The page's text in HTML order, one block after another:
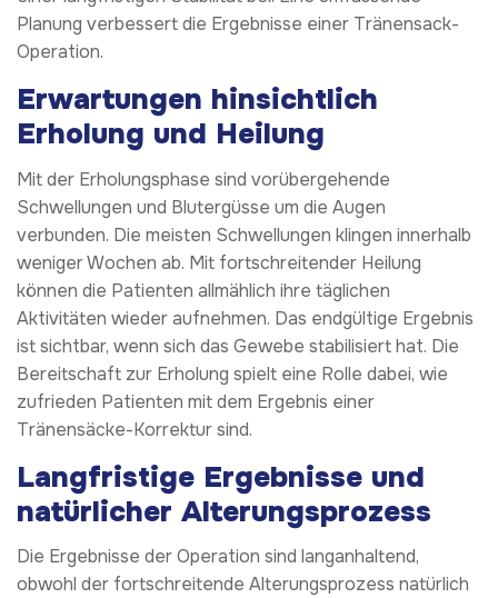
Planung verbessert die Ergebnisse einer Tränensack-
Operation.
Erwartungen hinsichtlich
Erholung und Heilung
Mit der Erholungsphase sind vorübergehende
Schwellungen und Blutergüsse um die Augen
verbunden. Die meisten Schwellungen klingen innerhalb
weniger Wochen ab. Mit fortschreitender Heilung
können die Patienten allmählich ihre täglichen
Aktivitäten wieder aufnehmen. Das endgültige Ergebnis
ist sichtbar, wenn sich das Gewebe stabilisiert hat. Die
Bereitschaft zur Erholung spielt eine Rolle dabei, wie
zufrieden Patienten mit dem Ergebnis einer
Tränensäcke-Korrektur sind.
Langfristige Ergebnisse und
natürlicher Alterungsprozess
Die Ergebnisse der Operation sind langanhaltend,
obwohl der fortschreitende Alterungsprozess natürlich